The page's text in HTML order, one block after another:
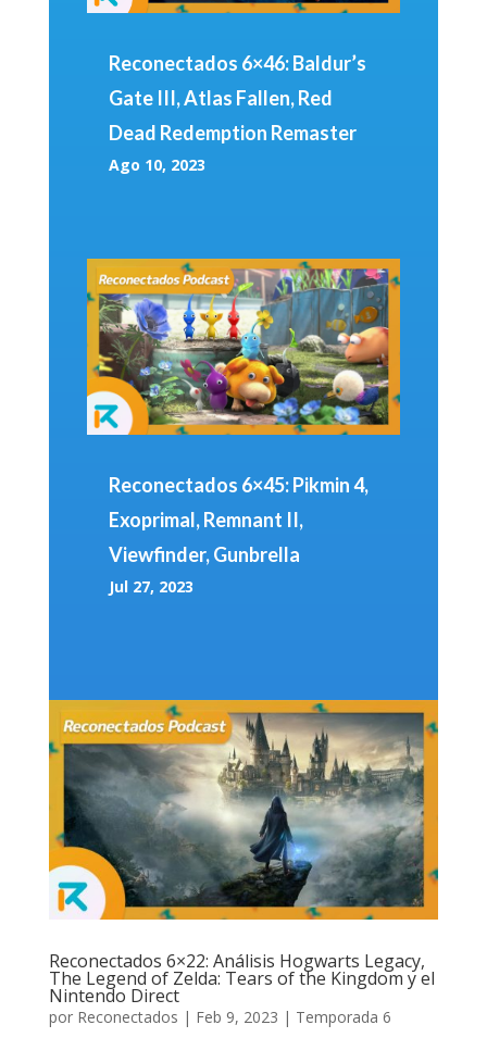
Reconectados 6×46: Baldur’s
Gate III, Atlas Fallen, Red
Dead Redemption Remaster
Ago 10, 2023
Reconectados 6×45: Pikmin 4,
Exoprimal, Remnant II,
Viewfinder, Gunbrella
Jul 27, 2023
Reconectados 6×22: Análisis Hogwarts Legacy,
The Legend of Zelda: Tears of the Kingdom y el
Nintendo Direct
por Reconectados | Feb 9, 2023 | Temporada 6